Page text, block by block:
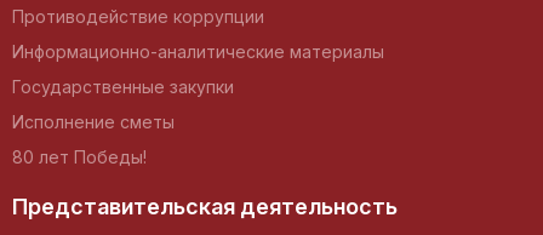
Противодействие коррупции
Информационно-аналитические материалы
Государственные закупки
Исполнение сметы
80 лет Победы!
Представительская деятельность